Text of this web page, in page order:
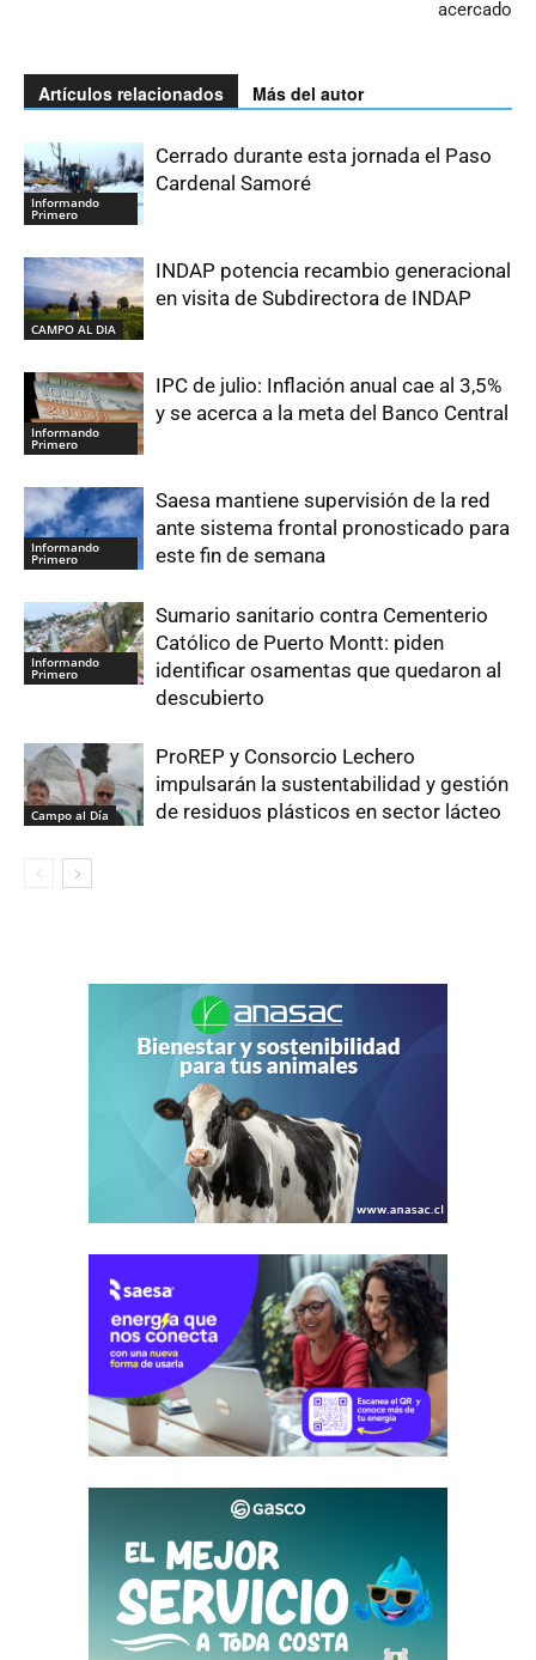
acercado
Artículos relacionados Más del autor
Informando
Primero
Cerrado durante esta jornada el Paso
Cardenal Samoré
CAMPO AL DIA
INDAP potencia recambio generacional
en visita de Subdirectora de INDAP
Informando
Primero
IPC de julio: Inflación anual cae al 3,5%
y se acerca a la meta del Banco Central
Informando
Primero
Saesa mantiene supervisión de la red
ante sistema frontal pronosticado para
este fin de semana
Informando
Primero
Sumario sanitario contra Cementerio
Católico de Puerto Montt: piden
identificar osamentas que quedaron al
descubierto
Campo al Día
ProREP y Consorcio Lechero
impulsarán la sustentabilidad y gestión
de residuos plásticos en sector lácteo